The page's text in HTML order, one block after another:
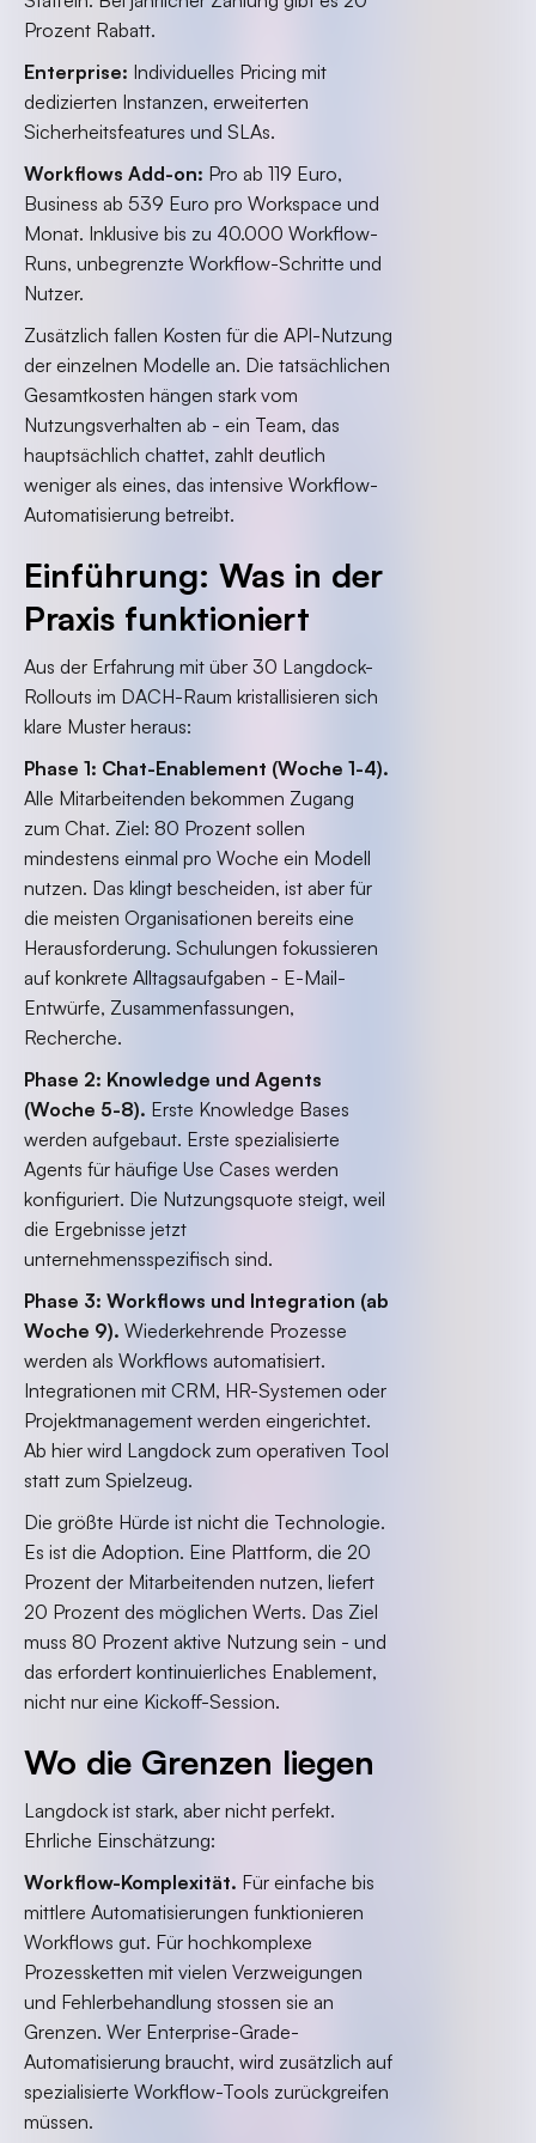
Prozent Rabatt.
Enterprise: Individuelles Pricing mit
dedizierten Instanzen, erweiterten
Sicherheitsfeatures und SLAs.
Workflows Add-on: Pro ab 119 Euro,
Business ab 539 Euro pro Workspace und
Monat. Inklusive bis zu 40.000 Workflow-
Runs, unbegrenzte Workflow-Schritte und
Nutzer.
Zusätzlich fallen Kosten für die API-Nutzung
der einzelnen Modelle an. Die tatsächlichen
Gesamtkosten hängen stark vom
Nutzungsverhalten ab - ein Team, das
hauptsächlich chattet, zahlt deutlich
weniger als eines, das intensive Workflow-
Automatisierung betreibt.
Einführung: Was in der
Praxis funktioniert
Aus der Erfahrung mit über 30 Langdock-
Rollouts im DACH-Raum kristallisieren sich
klare Muster heraus:
Phase 1: Chat-Enablement (Woche 1-4).
Alle Mitarbeitenden bekommen Zugang
zum Chat. Ziel: 80 Prozent sollen
mindestens einmal pro Woche ein Modell
nutzen. Das klingt bescheiden, ist aber für
die meisten Organisationen bereits eine
Herausforderung. Schulungen fokussieren
auf konkrete Alltagsaufgaben - E-Mail-
Entwürfe, Zusammenfassungen,
Recherche.
Phase 2: Knowledge und Agents
(Woche 5-8). Erste Knowledge Bases
werden aufgebaut. Erste spezialisierte
Agents für häufige Use Cases werden
konfiguriert. Die Nutzungsquote steigt, weil
die Ergebnisse jetzt
unternehmensspezifisch sind.
Phase 3: Workflows und Integration (ab
Woche 9). Wiederkehrende Prozesse
werden als Workflows automatisiert.
Integrationen mit CRM, HR-Systemen oder
Projektmanagement werden eingerichtet.
Ab hier wird Langdock zum operativen Tool
statt zum Spielzeug.
Die größte Hürde ist nicht die Technologie.
Es ist die Adoption. Eine Plattform, die 20
Prozent der Mitarbeitenden nutzen, liefert
20 Prozent des möglichen Werts. Das Ziel
muss 80 Prozent aktive Nutzung sein - und
das erfordert kontinuierliches Enablement,
nicht nur eine Kickoff-Session.
Wo die Grenzen liegen
Langdock ist stark, aber nicht perfekt.
Ehrliche Einschätzung:
Workflow-Komplexität. Für einfache bis
mittlere Automatisierungen funktionieren
Workflows gut. Für hochkomplexe
Prozessketten mit vielen Verzweigungen
und Fehlerbehandlung stossen sie an
Grenzen. Wer Enterprise-Grade-
Automatisierung braucht, wird zusätzlich auf
spezialisierte Workflow-Tools zurückgreifen
müssen.